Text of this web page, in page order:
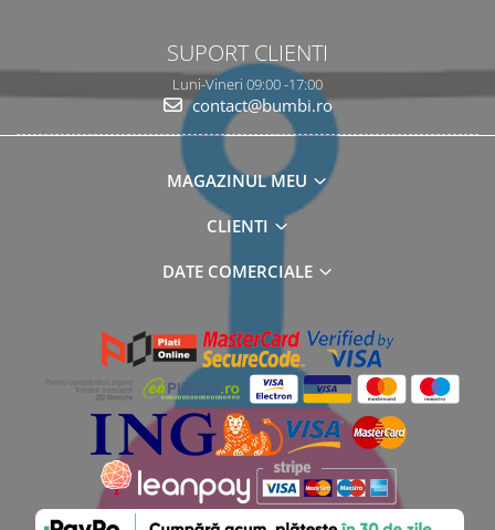
SUPORT CLIENTI
Luni-Vineri 09:00 -17:00
contact@bumbi.ro
MAGAZINUL MEU
CLIENTI
DATE COMERCIALE